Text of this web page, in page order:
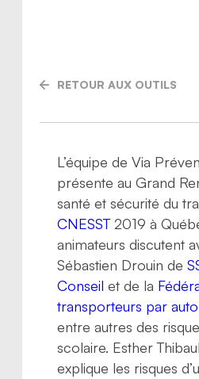
Nous joindre
RETOUR AUX OUTILS
L’équipe de Via
présente au Grand
santé et sécurité du
CNESST2019 à
animateurs discutent
Sébastien Drouin de
Conseil et de la
transporteurs par
entre autres des
scolaire. Esther
explique les risques